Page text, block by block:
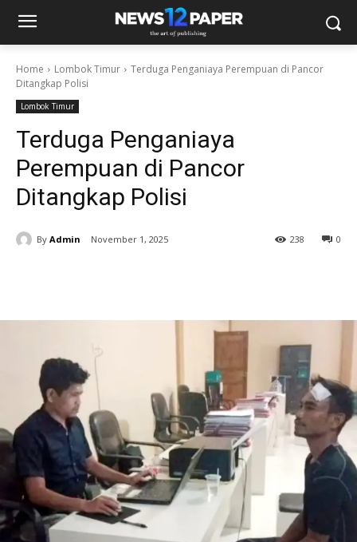
Home Lombok Timur
Terduga Penganiaya Perempuan di Pancor
Ditangkap Polisi
Lombok Timur
Terduga Penganiaya
Perempuan di Pancor
Ditangkap Polisi
By Admin November 1, 2025 0
238